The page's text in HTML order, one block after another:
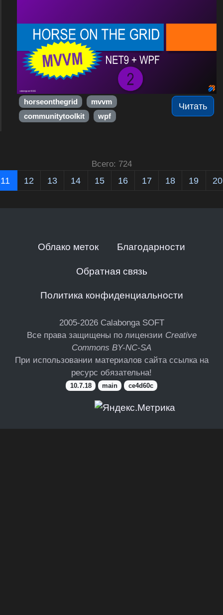
Читать
horseonthegrid
mvvm
communitytoolkit
wpf
Всего: 724
11 12 13 14 15 16 17 18 19 20
Облако меток Благодарности
Обратная связь
Политика конфиденциальности
2005-2026 Calabonga SOFT
Все права защищены по лицензии Creative
Commons BY-NC-SA
При использовании материалов сайта ссылка на
ресурс обязательна!
10.7.18 main ce4d60c